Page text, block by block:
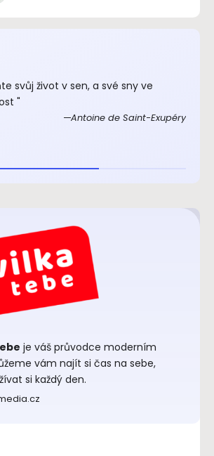
svůj život v sen, a své sny ve
"
Antoine de Saint-Exupéry
je váš průvodce moderním
vám najít si čas na sebe,
si každý den.